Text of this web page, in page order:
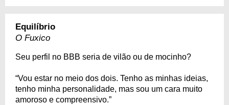
Equilíbrio
O Fuxico
Seu perfil no BBB seria de vilão ou de mocinho?
“Vou estar no meio dos dois. Tenho as minhas ideias,
tenho minha personalidade, mas sou um cara muito
amoroso e compreensivo.”